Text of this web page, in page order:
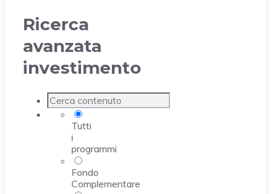
Ricerca
avanzata
investimento
Tutti
i
programmi
Fondo
Complementare